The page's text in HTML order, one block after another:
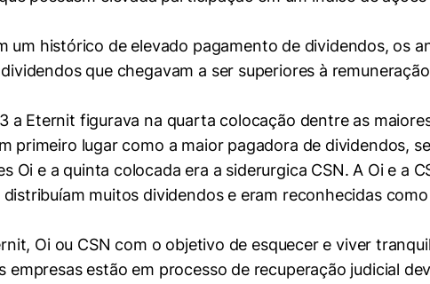
um histórico de elevado pagamento de dividendos, os
que chegavam a ser superiores à
a Eternit figurava na quarta colocação dentre as
primeiro lugar como a maior pagadora de dividendos,
Oi e a quinta colocada era a siderurgica CSN. A Oi e a
muitos dividendos e eram reconhecidas
Oi ou CSN com o objetivo de esquecer e viver
estão em processo de recuperação judicial